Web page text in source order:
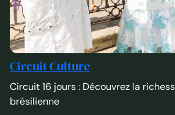
Circuit Culture
Circuit 16 jours : Découvrez la
brésilienne